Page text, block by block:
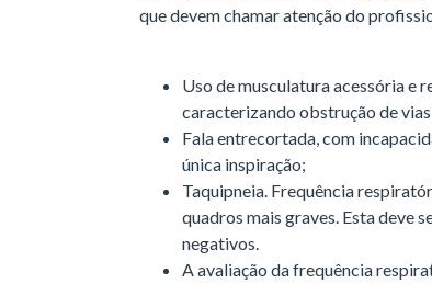
que devem chamar atenção do
Uso de musculatura acessória e
caracterizando obstrução de
Fala entrecortada, com
única inspiração;
Taquipneia. Frequência
quadros mais graves. Esta deve
negativos.
A avaliação da frequência